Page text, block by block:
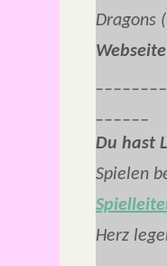
Dragons
Du hast
Spielen
Herz